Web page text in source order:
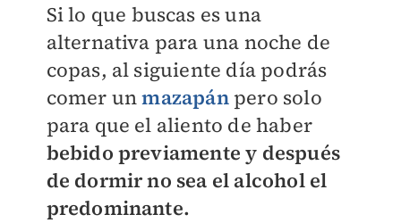
Si lo que buscas es una
alternativa para una noche de
copas, al siguiente día podrás
comer unmazapánpero solo
para que el aliento de haber
bebido previamente y después
de dormir no sea el alcohol el
predominante.